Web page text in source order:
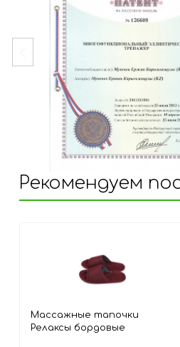
Рекомендуем
Массажные тапочки
Релаксы бордовые